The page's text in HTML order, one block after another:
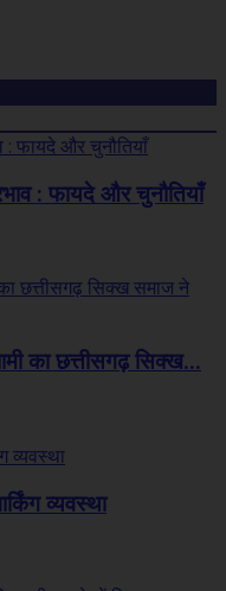
: फायदे और चुनौतियाँ
का छत्तीसगढ़ सिक्ख...
व्यवस्था